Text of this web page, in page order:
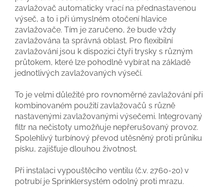
zavlažovač automaticky vrací na přednastavenou
výseč, a to i při úmyslném otočení hlavice
zavlažovače. Tím je zaručeno, že bude vždy
zavlažována ta správná oblast. Pro flexibilní
zavlažování jsou k dispozici čtyři trysky s různým
průtokem, které lze pohodlně vybírat na základě
jednotlivých zavlažovaných výsečí.
To je velmi důležité pro rovnoměrné zavlažování při
kombinovaném použití zavlažovačů s různě
nastavenými zavlažovanými výsečemi. Integrovaný
filtr na nečistoty umožňuje nepřerušovaný provoz.
Spolehlivý turbínový převod utěsněný proti průniku
písku, zajišťuje dlouhou životnost.
Při instalaci vypouštěcího ventilu (č.v. 2760-20) v
potrubí je Sprinklersystém odolný proti mrazu.